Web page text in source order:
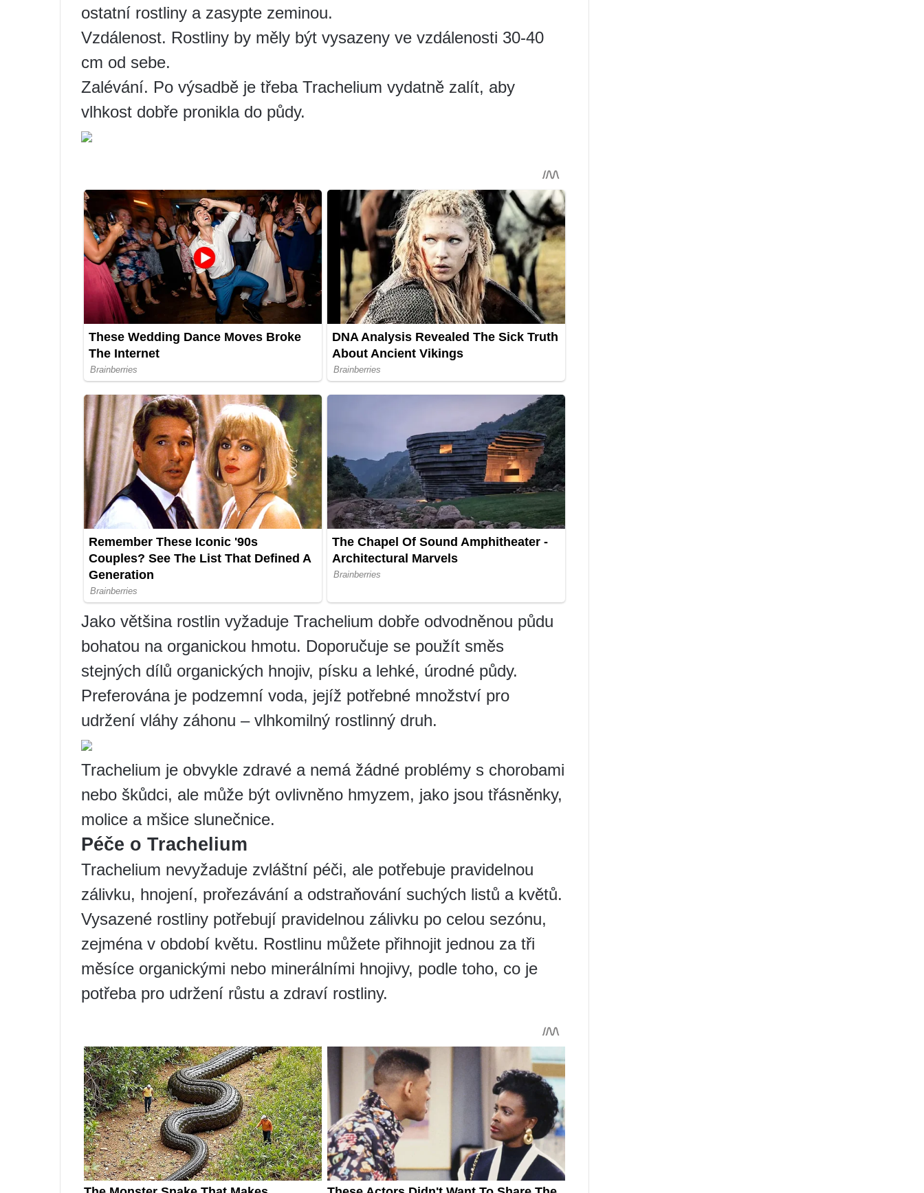
ostatní rostliny a zasypte zeminou.
Vzdálenost. Rostliny by měly být vysazeny ve vzdálenosti 30-40
cm od sebe.
Zalévání. Po výsadbě je třeba Trachelium vydatně zalít, aby
vlhkost dobře pronikla do půdy.
Jako většina rostlin vyžaduje Trachelium dobře odvodněnou půdu
bohatou na organickou hmotu. Doporučuje se použít směs
stejných dílů organických hnojiv, písku a lehké, úrodné půdy.
Preferována je podzemní voda, jejíž potřebné množství pro
udržení vláhy záhonu – vlhkomilný rostlinný druh.
Trachelium je obvykle zdravé a nemá žádné problémy s chorobami
nebo škůdci, ale může být ovlivněno hmyzem, jako jsou třásněnky,
molice a mšice slunečnice.
Péče o Trachelium
Trachelium nevyžaduje zvláštní péči, ale potřebuje pravidelnou
zálivku, hnojení, prořezávání a odstraňování suchých listů a květů.
Vysazené rostliny potřebují pravidelnou zálivku po celou sezónu,
zejména v období květu. Rostlinu můžete přihnojit jednou za tři
měsíce organickými nebo minerálními hnojivy, podle toho, co je
potřeba pro udržení růstu a zdraví rostliny.